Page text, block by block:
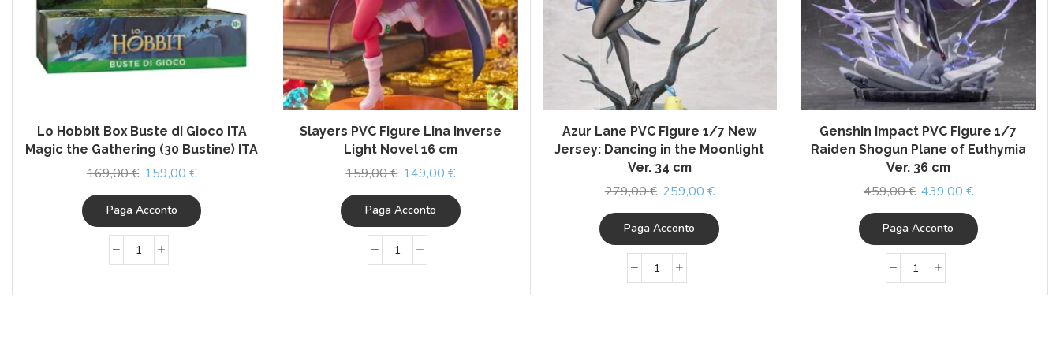
Lo Hobbit Box Buste di Gioco ITA
Magic the Gathering (30 Bustine) ITA
169,00€ 159,00€
Paga Acconto
Slayers PVC Figure Lina Inverse
Light Novel 16 cm
159,00€ 149,00€
Paga Acconto
Azur Lane PVC Figure 1/7 New
Jersey: Dancing in the Moonlight
Ver. 34 cm
279,00€ 259,00 €
Paga Acconto
Genshin Impact PVC Figure 1/7
Raiden Shogun Plane of Euthymia
Ver. 36 cm
459,00€ 439,00 €
Paga Acconto